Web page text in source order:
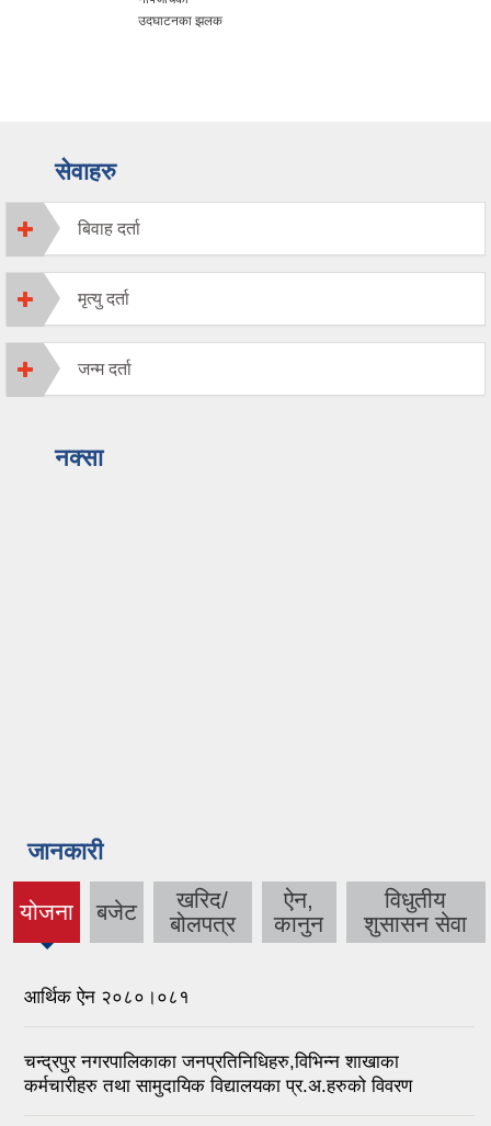
उदघाटनका झलक
सेवाहरु
बिवाह दर्ता
मृत्यु दर्ता
जन्म दर्ता
नक्सा
जानकारी
योजना
(active
tab)
बजेट
खरिद/
बोलपत्र
ऐन,
कानुन
विधुतीय
शुसासन सेवा
आर्थिक ऐन २०८०।०८१
चन्द्रपुर नगरपालिकाका जनप्रतिनिधिहरु,विभिन्न शाखाका
कर्मचारीहरु तथा सामुदायिक विद्यालयका प्र.अ.हरुको विवरण